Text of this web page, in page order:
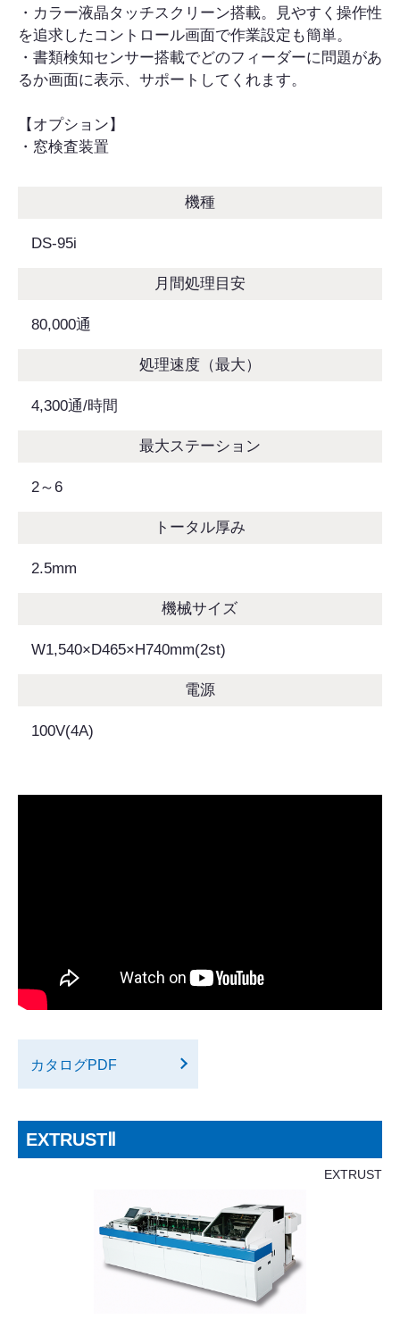
・カラー液晶タッチスクリーン搭載。見やすく操作性
を追求したコントロール画面で作業設定も簡単。
・書類検知センサー搭載でどのフィーダーに問題があ
るか画面に表示、サポートしてくれます。
【オプション】
・窓検査装置
機種
DS-95i
月間処理目安
80,000通
処理速度（最大）
4,300通/時間
最大ステーション
2～6
トータル厚み
2.5mm
機械サイズ
W1,540×D465×H740mm(2st)
電源
100V(4A)
カタログPDF
EXTRUSTⅡ
EXTRUST